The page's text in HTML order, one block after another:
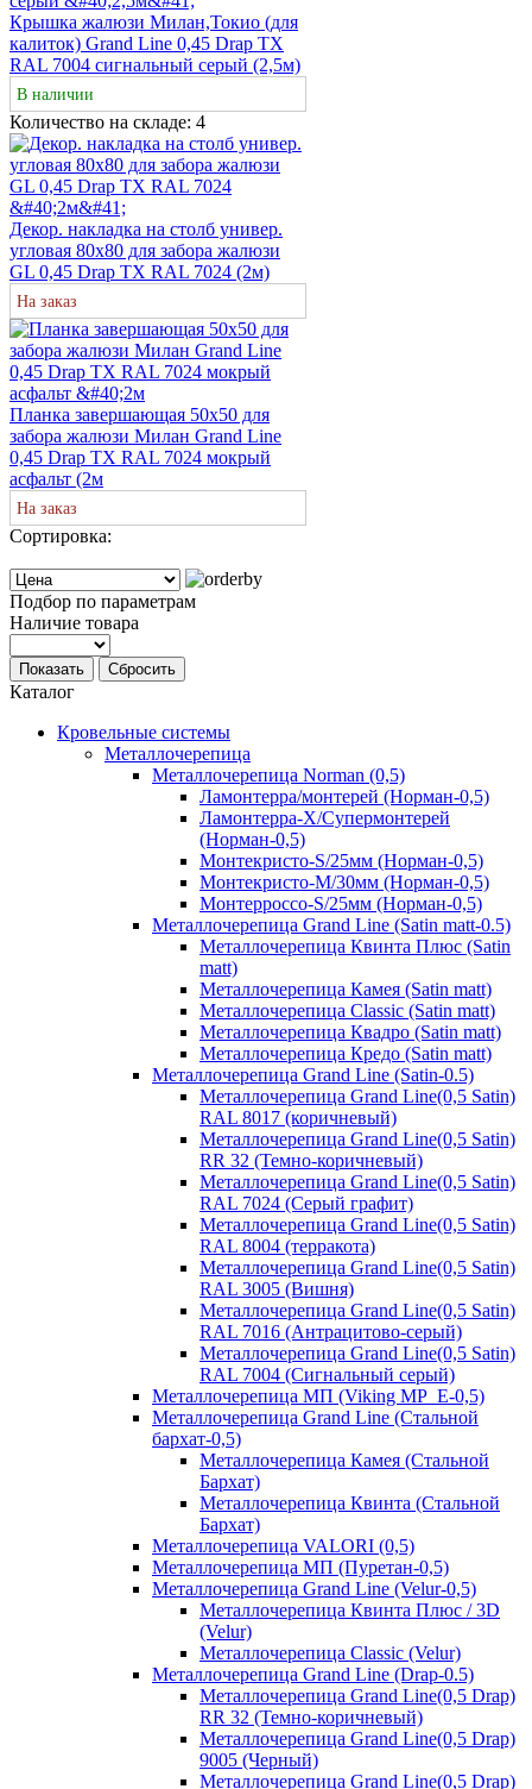
Крышка жалюзи Милан,Токио (для
калиток) Grand Line 0,45 Drap TX
RAL 7004 сигнальный серый (2,5м)
В наличии
Количество на складе: 4
Декор. накладка на столб универ.
угловая 80х80 для забора жалюзи
GL 0,45 Drap ТХ RAL 7024 (2м)
На заказ
Планка завершающая 50х50 для
забора жалюзи Милан Grand Line
0,45 Drap ТХ RAL 7024 мокрый
асфальт (2м
На заказ
Сортировка:
Подбор по параметрам
Наличие товара
Показать Сбросить
Каталог
Кровельные системы
Металлочерепица
Металлочерепица Norman (0,5)
Ламонтерра/монтерей (Норман-0,5)
Ламонтерра-Х/Супермонтерей
(Норман-0,5)
Монтекристо-S/25мм (Норман-0,5)
Монтекристо-M/30мм (Норман-0,5)
Монтерроссо-S/25мм (Норман-0,5)
Металлочерепица Grand Line (Satin matt-0.5)
Металлочерепица Квинта Плюс (Satin
matt)
Металлочерепица Камея (Satin matt)
Металлочерепица Classic (Satin matt)
Металлочерепица Квадро (Satin matt)
Металлочерепица Кредо (Satin matt)
Металлочерепица Grand Line (Satin-0.5)
Металлочерепица Grand Line(0,5 Satin)
RAL 8017 (коричневый)
Металлочерепица Grand Line(0,5 Satin)
RR 32 (Темно-коричневый)
Металлочерепица Grand Line(0,5 Satin)
RAL 7024 (Серый графит)
Металлочерепица Grand Line(0,5 Satin)
RAL 8004 (терракота)
Металлочерепица Grand Line(0,5 Satin)
RAL 3005 (Вишня)
Металлочерепица Grand Line(0,5 Satin)
RAL 7016 (Антрацитово-серый)
Металлочерепица Grand Line(0,5 Satin)
RAL 7004 (Сигнальный серый)
Металлочерепица МП (Viking MP_E-0,5)
Металлочерепица Grand Line (Стальной
бархат-0,5)
Металлочерепица Камея (Стальной
Бархат)
Металлочерепица Квинта (Стальной
Бархат)
Металлочерепица VALORI (0,5)
Металлочерепица МП (Пуретан-0,5)
Металлочерепица Grand Line (Velur-0,5)
Металлочерепица Квинта Плюс / 3D
(Velur)
Металлочерепица Classic (Velur)
Металлочерепица Grand Line (Drap-0.5)
Металлочерепица Grand Line(0,5 Drap)
RR 32 (Темно-коричневый)
Металлочерепица Grand Line(0,5 Drap)
9005 (Черный)
Металлочерепица Grand Line(0,5 Drap)